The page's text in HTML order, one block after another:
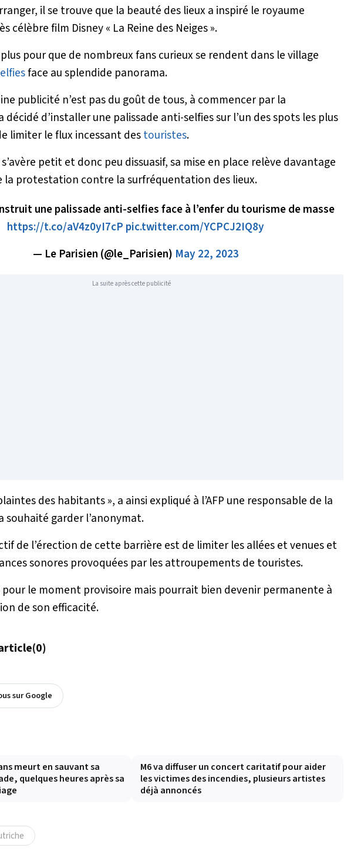
il se trouve que la beauté des lieux a inspiré le royaume
célèbre film Disney « La Reine des Neiges ».
pour que de nombreux fans curieux se rendent dans le village
face au splendide panorama.
publicité n’est pas du goût de tous, à commencer par la
décidé d’installer une palissade anti-selfies sur l’un des spots les plus
limiter le flux incessant destouristes.
petit et donc peu dissuasif, sa mise en place relève davantage
la protestation contre la surfréquentation des lieux.
une palissade anti-selfies face à l’enfer du tourisme de masse
https://t.co/aV4z0yI7cP pic.twitter.com/YCPCJ2IQ8y
— Le Parisien (@le_Parisien) May 22, 2023
La suite après cette publicité
des habitants», a ainsi expliqué à l’AFP une responsable de la
souhaité garder l’anonymat.
de l’érection de cette barrière est de limiter les allées et venues et
sonores provoquées par les attroupements de touristes.
pour le moment provisoire mais pourrait bien devenir permanente à
de son efficacité.
(0)
sur Google
meurt en sauvant sa
quelques heures après sa
M6 va diffuser un concert caritatif pour aider
les victimes des incendies, plusieurs artistes
déjà annoncés